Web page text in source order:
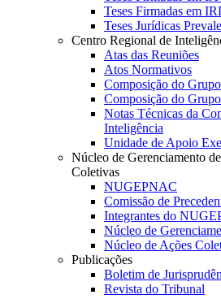
Teses Firmadas em
Teses Jurídicas
Centro Regional de
Atas das Reuniões
Atos Normativos
Composição do
Composição do
Notas Técnicas da
Inteligência
Unidade de Apoio
Núcleo de Gerenciamento
Coletivas
NUGEPNAC
Comissão de
Integrantes do
Núcleo de
Núcleo de Ações
Publicações
Boletim de
Revista do Tribunal